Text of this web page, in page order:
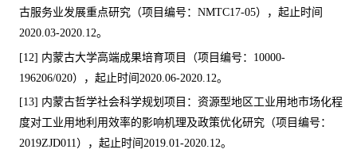
古服务业发展重点研究（项目编号： NMTC17-05），起止时间
2020.03-2020.12。
[12] 内蒙古大学高端成果培育项目（项目编号： 10000-
196206/020），起止时间 2020.06-2020.12。
[13] 内蒙古哲学社会科学规划项目：资源型地区工业用地市场化程
度对工业用地利用效率的影响机理及政策优化研究（项目编号：
2019ZJD011），起止时间 2019.01-2020.12。